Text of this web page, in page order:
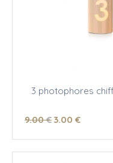
3 photophores
9.00 € 3.00 €